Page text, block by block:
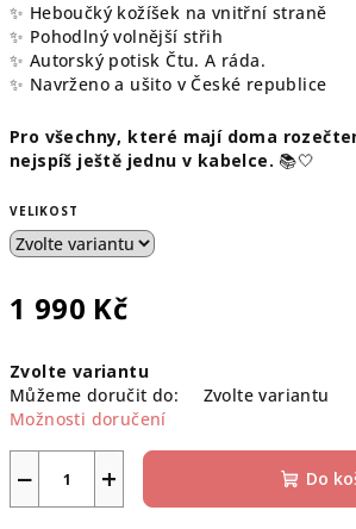
✨ Heboučký kožíšek na vnitřní straně
✨ Pohodlný volnější střih
✨ Autorský potisk Čtu. A ráda.
✨ Navrženo a ušito v České republice
Pro všechny, které mají doma
nejspíš ještě jednu v kabelce. 📚🤍
VELIKOST
1 990 Kč
cena:
Zvolte variantu
Můžeme doručit do:
Zvolte variantu
Možnosti doručení
+
− Do